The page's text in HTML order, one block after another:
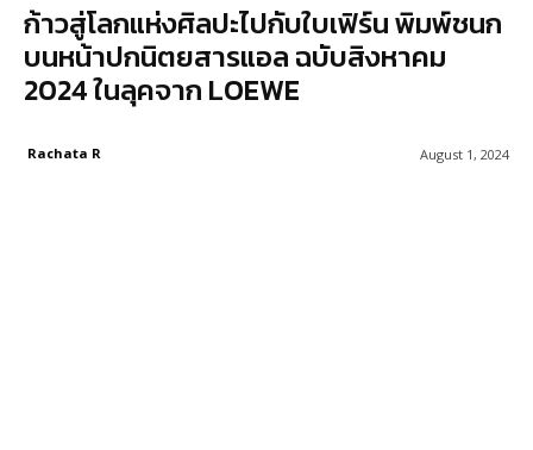
ก้าวสู่โลกแห่งศิลปะไปกับใบเฟิร์น พิมพ์ชนก
บนหน้าปกนิตยสารแอล ฉบับสิงหาคม
2024 ในลุคจาก LOEWE
August 1, 2024
Rachata R